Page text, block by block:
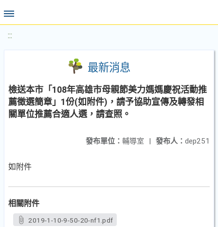
:::
最新消息
檢送本市「108年高雄市母親節美力媽媽慶祝活動推
薦徵選簡章」1份(如附件)，請予協助宣傳及轉發相
關單位推薦合適人選，請查照。
發布人： dep251
發布單位： 輔導室 |
如附件
相關附件
2019-1-10-9-50-20-nf1.pdf